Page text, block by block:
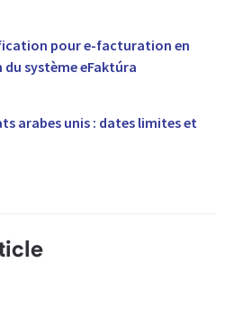
pour e-facturation en
système eFaktúra
arabes unis : dates limites et